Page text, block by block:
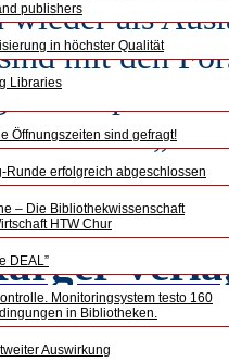
publishers
in höchster Qualität
Libraries
Öffnungszeiten sind gefragt!
Runde erfolgreich abgeschlossen
– Die Bibliothekwissenschaft
HTW Chur
DEAL”
Monitoringsystem testo 160
in Bibliotheken.
Auswirkung
wieder als
mit den
sei es